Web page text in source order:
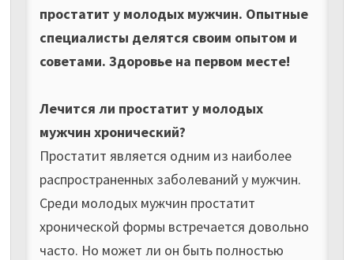
простатит у молодых мужчин. Опытные
специалисты делятся своим опытом и
советами. Здоровье на первом месте!
Лечится ли простатит у молодых
мужчин хронический?
Простатит является одним из наиболее
распространенных заболеваний у мужчин.
Среди молодых мужчин простатит
хронической формы встречается довольно
часто. Но может ли он быть полностью